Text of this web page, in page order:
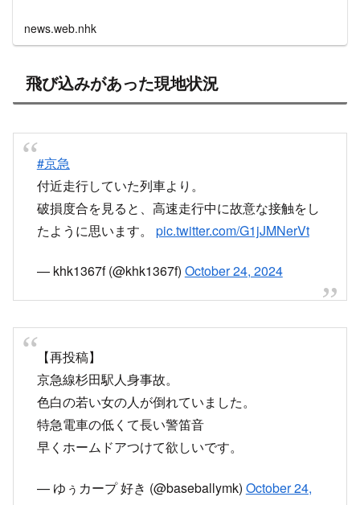
news.web.nhk
飛び込みがあった現地状況
#京急
付近走行していた列車より。
破損度合を見ると、高速走行中に故意な接触をし
たように思います。 pic.twitter.com/G1jJMNerVt
— khk1367f (@khk1367f) October 24, 2024
【再投稿】
京急線杉田駅人身事故。
色白の若い女の人が倒れていました。
特急電車の低くて長い警笛音
早くホームドアつけて欲しいです。
— ゆぅカープ 好き (@baseballymk) October 24,